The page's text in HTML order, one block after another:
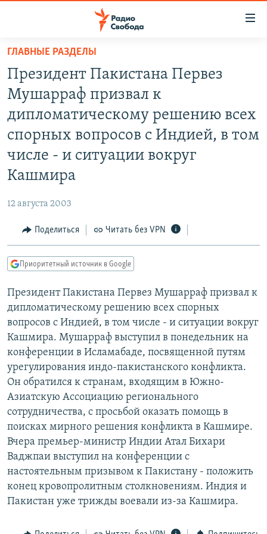
упрощенного
доступа
Вернуться
основному
содержанию
Вернутся
главной
Вернутся
поиску
ПОДКАСТЫ
АВТОРСКИЕ ПРОЕКТЫ
МНЕНИЯ
КУЛЬТУРА
СЕВЕР.РЕАЛИИ
СИБИРЬ.РЕАЛИИ
ПОДПИШИТЕСЬ НА РАССЫЛКУ
СОЦИАЛЬНЫЕ СЕТИ
Все сайты РСЕ/РС
ГЛАВНЫЕ РАЗДЕЛЫ
Президент Пакистана Первез
Мушарраф призвал к
дипломатическому решению всех
спорных вопросов с Индией, в том
числе - и ситуации вокруг
Кашмира
12 августа 2003
Поделиться Читать без VPN
Приоритетный источник в Google
Президент Пакистана Первез Мушарраф призвал к
дипломатическому решению всех спорных
вопросов с Индией, в том числе - и ситуации вокруг
Кашмира. Мушарраф выступил в понедельник на
конференции в Исламабаде, посвященной путям
урегулирования индо-пакистанского конфликта.
Он обратился к странам, входящим в Южно-
Азиатскую Ассоциацию регионального
сотрудничества, с просьбой оказать помощь в
поисках мирного решения конфликта в Кашмире.
Вчера премьер-министр Индии Атал Бихари
Ваджпаи выступил на конференции с
настоятельным призывом к Пакистану - положить
конец кровопролитным столкновениям. Индия и
Пакистан уже трижды воевали из-за Кашмира.